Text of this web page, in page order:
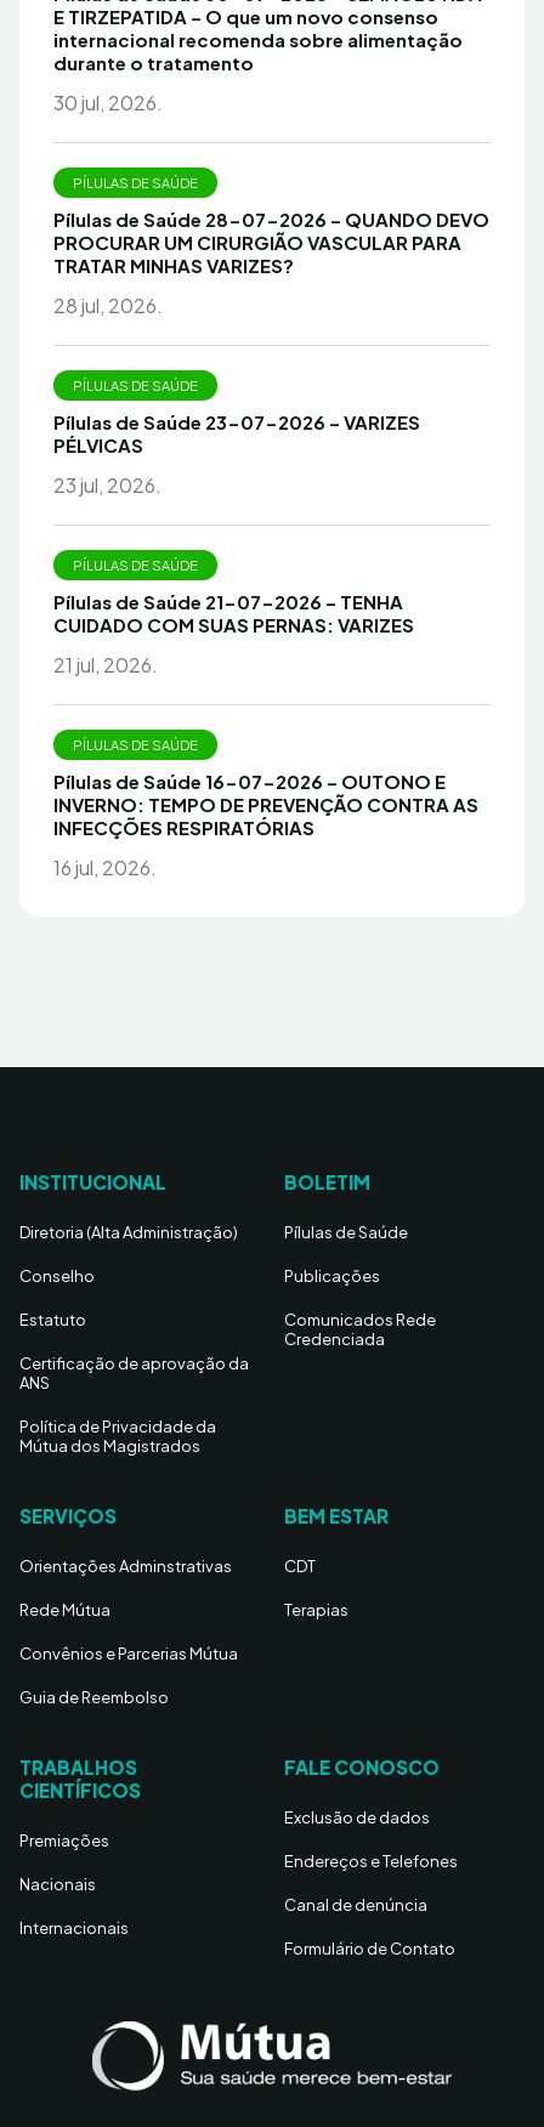
E TIRZEPATIDA – O que um novo consenso
internacional recomenda sobre alimentação
durante o tratamento
30 jul, 2026.
PÍLULAS DE SAÚDE
Pílulas de Saúde 28-07-2026 – QUANDO DEVO
PROCURAR UM CIRURGIÃO VASCULAR PARA
TRATAR MINHAS VARIZES?
28 jul, 2026.
PÍLULAS DE SAÚDE
Pílulas de Saúde 23-07-2026 – VARIZES
PÉLVICAS
23 jul, 2026.
PÍLULAS DE SAÚDE
Pílulas de Saúde 21-07-2026 – TENHA
CUIDADO COM SUAS PERNAS: VARIZES
21 jul, 2026.
PÍLULAS DE SAÚDE
Pílulas de Saúde 16-07-2026 – OUTONO E
INVERNO: TEMPO DE PREVENÇÃO CONTRA AS
INFECÇÕES RESPIRATÓRIAS
16 jul, 2026.
INSTITUCIONAL
Diretoria (Alta Administração)
Conselho
Estatuto
Certificação de aprovação da
ANS
Política de Privacidade da
Mútua dos Magistrados
BOLETIM
Pílulas de Saúde
Publicações
Comunicados Rede
Credenciada
SERVIÇOS
Orientações Adminstrativas
Rede Mútua
Convênios e Parcerias Mútua
Guia de Reembolso
BEM ESTAR
CDT
Terapias
TRABALHOS
CIENTÍFICOS
Premiações
Nacionais
Internacionais
FALE CONOSCO
Exclusão de dados
Endereços e Telefones
Canal de denúncia
Formulário de Contato